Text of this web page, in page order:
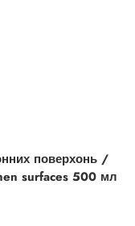
поверхонь /
surfaces 500 мл